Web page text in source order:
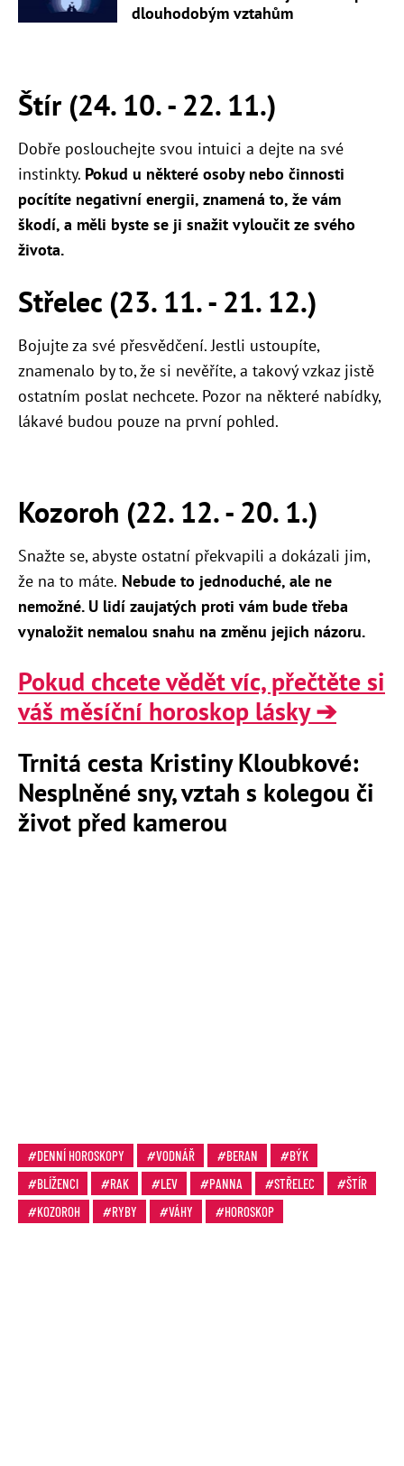
dlouhodobým vztahům
Štír (24. 10. - 22. 11.)
Dobře poslouchejte svou intuici a dejte na své
instinkty. Pokud u některé osoby nebo činnosti
pocítíte negativní energii, znamená to, že vám
škodí, a měli byste se ji snažit vyloučit ze svého
života.
Střelec (23. 11. - 21. 12.)
Bojujte za své přesvědčení. Jestli ustoupíte,
znamenalo by to, že si nevěříte, a takový vzkaz jistě
ostatním poslat nechcete. Pozor na některé nabídky,
lákavé budou pouze na první pohled.
Kozoroh (22. 12. - 20. 1.)
Snažte se, abyste ostatní překvapili a dokázali jim,
že na to máte. Nebude to jednoduché, ale ne
nemožné. U lidí zaujatých proti vám bude třeba
vynaložit nemalou snahu na změnu jejich názoru.
Pokud chcete vědět víc, přečtěte si
váš měsíční horoskop lásky ➔
Trnitá cesta Kristiny Kloubkové:
Nesplněné sny, vztah s kolegou či
život před kamerou
DENNÍ HOROSKOPY VODNÁŘ BERAN
BÝK
BLÍŽENCI
RAK LEV PANNA STŘELEC
ŠTÍR
KOZOROH
RYBY VÁHY HOROSKOP